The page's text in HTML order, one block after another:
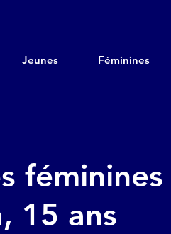
Jeunes Féminines
féminines
15 ans